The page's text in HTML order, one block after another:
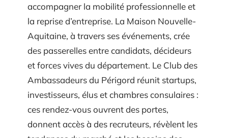
accompagner la mobilité professionnelle et
la reprise d’entreprise. La Maison Nouvelle-
Aquitaine, à travers ses événements, crée
des passerelles entre candidats, décideurs
et forces vives du département. Le Club des
Ambassadeurs du Périgord réunit startups,
investisseurs, élus et chambres consulaires :
ces rendez-vous ouvrent des portes,
donnent accès à des recruteurs, révèlent les